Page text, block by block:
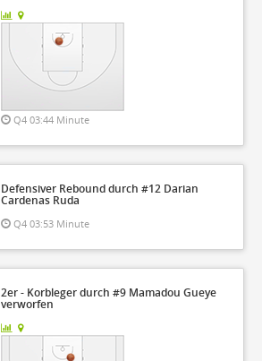
Q4 03:44 Minute
Defensiver Rebound durch #12 Darian
Cardenas Ruda
Q4 03:53 Minute
2er - Korbleger durch #9 Mamadou Gueye
verworfen